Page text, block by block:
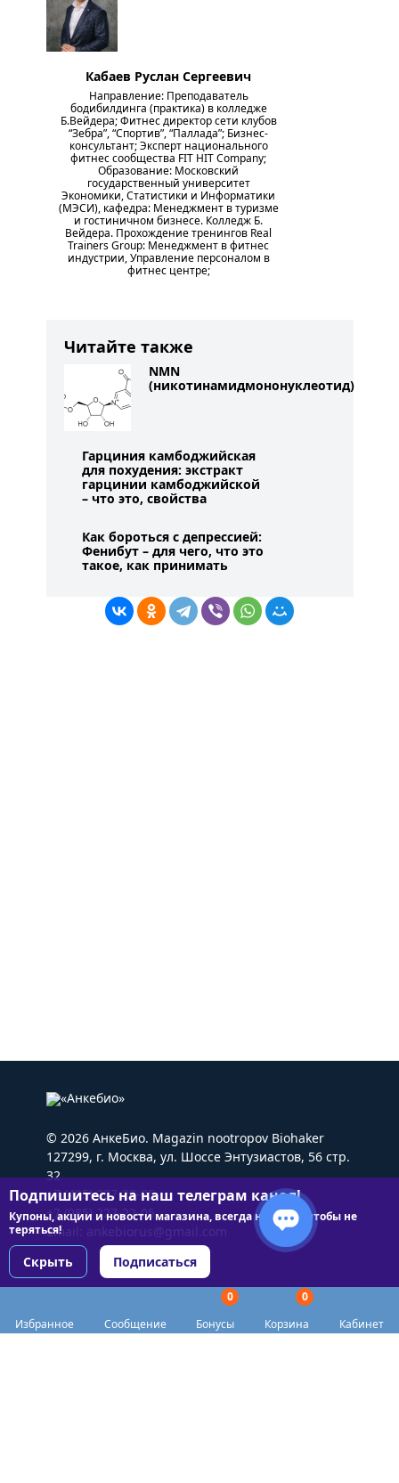
Избранное Сообщение
0
Бонусы
0
Корзина
Кабинет
Кабаев Руслан Сергеевич
Направление: Преподаватель
бодибилдинга (практика) в колледже
Б.Вейдера; Фитнес директор сети клубов
“Зебра”, “Спортив”, “Паллада”; Бизнес-
консультант; Эксперт национального
фитнес сообщества FIT HIT Company;
Образование: Московский
государственный университет
Экономики, Статистики и Информатики
(МЭСИ), кафедра: Менеджмент в туризме
и гостиничном бизнесе. Колледж Б.
Вейдера. Прохождение тренингов Real
Trainers Group: Менеджмент в фитнес
индустрии, Управление персоналом в
фитнес центре;
Читайте также
NMN
(никотинамидмононуклеотид)
Гарциния камбоджийская
для похудения: экстракт
гарцинии камбоджийской
– что это, свойства
Как бороться с депрессией:
Фенибут – для чего, что это
такое, как принимать
© 2026 АнкеБио. Magazin nootropov Biohaker
127299, г. Москва, ул. Шоссе Энтузиастов, 56 стр.
32
+7 (495) 227-22-05
+7 (985) 227-22-05
Email: ankebiorus@gmail.com
Подпишитесь на наш телеграм канал!
Купоны, акции и новости магазина, всегда на связи чтобы не
теряться!
Скрыть Подписаться